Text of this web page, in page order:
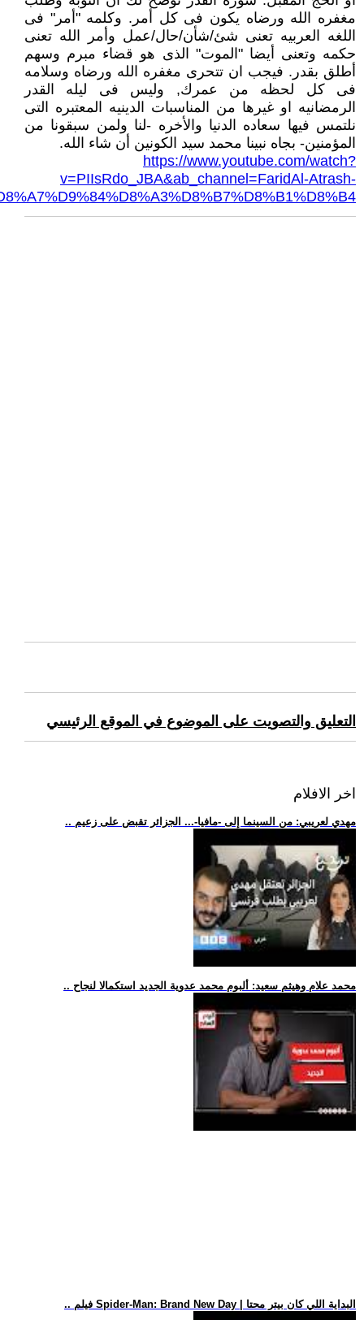
مغفره الله ورضاه يكون فى كل أمر. وكلمه "أمر" فى
اللغه العربيه تعنى شئ/شأن/حال/عمل وأمر الله تعنى
حكمه وتعنى أيضا "الموت" الذى هو قضاء مبرم وسهم
أطلق بقدر. فيجب ان تتحرى مغفره الله ورضاه وسلامه
فى كل لحظه من عمرك, وليس فى ليله القدر
الرمضانيه او غيرها من المناسبات الدينيه المعتبره التى
نلتمس فيها سعاده الدنيا والأخره -لنا ولمن سبقونا من
المؤمنين- بجاه نبينا محمد سيد الكونين أن شاء الله.
https://www.youtube.com/watch?
v=PIIsRdo_JBA&ab_channel=FaridAl-Atrash-
التعليق والتصويت على الموضوع في الموقع الرئيسي
اخر الافلام
.. مهدي لعريبي: من السينما إلى -مافيا-... الجزائر تقبض على زعيم
.. محمد علام وهيثم سعيد: ألبوم محمد عدوية الجديد استكمالا لنجاح
.. فيلم Spider-Man: Brand New Day | البداية اللي كان بيتر محتا